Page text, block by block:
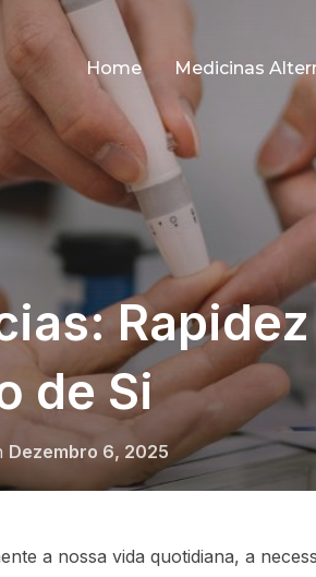
Home Medicinas
de Si
Posted
on
Dezembro 6, 2025
a nossa vida quotidiana, a